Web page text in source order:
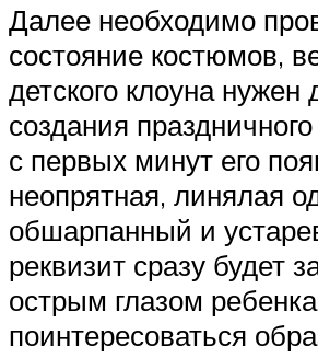
Далее необходимо
состояние костюмов,
детского клоуна нужен
создания
с первых минут его
неопрятная, линялая
обшарпанный и
реквизит сразу будет
острым глазом
поинтересоваться